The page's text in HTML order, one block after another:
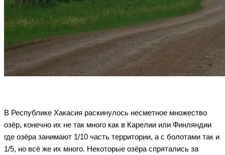
В Республике Хакасия раскинулось несметное множество
озёр, конечно их не так много как в Карелии или Финляндии
где озёра занимают 1/10 часть территории, а с болотами так и
1/5, но всё же их много. Некоторые озёра спрятались за